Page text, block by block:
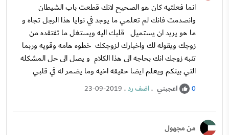
انما فعلتيه كان هو الصحيح لانك قطعت باب الشيطان
وانصدمت فانك لم تعلمي ما يوجد في نوايا هذا الرجل تجاه و
ما هو يريد ان يستميل قلبك اليه ويستغل ما تفتقده من
زوجك ويقوله لك واخبارك لزوجكك خطوه هامه وقويه وربما
تنبه زوجك انك بحاجه الى هذا الكلام و يصل الى حل المشكله
التي بينكم ويعلم ايضا حقيقه اخيه وما يضمر له في قلبي
0 اعجبني .اضف رد.
23-09-2019
من مجهول